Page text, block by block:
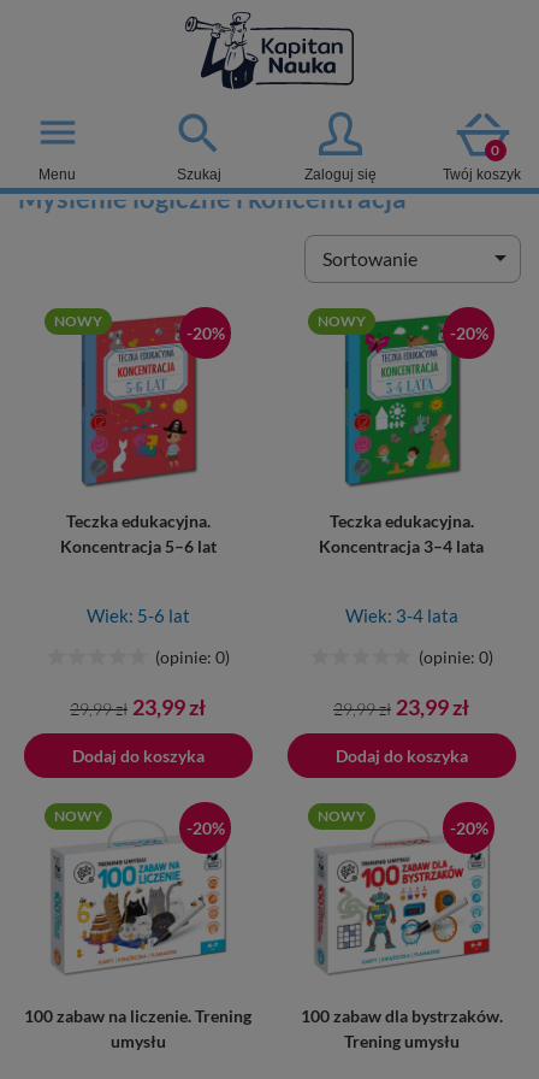

Szukaj Zaloguj się
0
Twój koszyk
menu
Menu
Myślenie logiczne i koncentracja
Sortowanie 
NOWY
-20%
Teczka edukacyjna.
Koncentracja 5–6 lat
Wiek: 5-6 lat
(opinie: 0)
Cena
podstawowa
29,99 zł Cena
23,99 zł
Dodaj do koszyka
NOWY
-20%
Teczka edukacyjna.
Koncentracja 3–4 lata
Wiek: 3-4 lata
(opinie: 0)
Cena
podstawowa
29,99 zł Cena
23,99 zł
Dodaj do koszyka
Dodano do koszyka
NOWY
-20%
100 zabaw na liczenie. Trening
umysłu
NOWY
-20%
100 zabaw dla bystrzaków.
Trening umysłu